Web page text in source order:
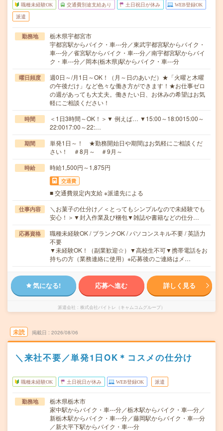
職種未経験OK 交通費別途支給あり 土日祝日が休み WEB登録OK
派遣
勤務地
栃木県宇都宮市
宇都宮駅からバイク・車---分／東武宇都宮駅からバイク・
車---分／雀宮駅からバイク・車---分／南宇都宮駅からバイ
ク・車---分／岡本(栃木県)駅からバイク・車---分
曜日頻度
週0日～/月1日～OK！（月～日のあいだ）★「火曜と木曜
の午後だけ」など色々な働き方ができます！★お仕事ゼロ
の週があっても大丈夫。働きたい日、お休みの希望はお気
軽にご相談ください！
時間
＜1日3時間～OK！＞▼ 例えば… ▼15:00～18:0015:00～
22:0017:00～22:…
期間
単発1日～！ ★勤務開始日や期間はお気軽にご相談くだ
さい！ ＃8月～ ＃9月～
時給 時給1,500円～1,875円
交通費
■ 交通費規定内支給 ※派遣先による
仕事内容
＼お菓子の仕分け／＜とってもシンプルなので未経験でも
安心！＞▼封入作業及び梱包▼雑誌や書籍などの仕分…
応募資格
職種未経験OK / ブランクOK / パソコンスキル不要 / 英語力
不要
▼未経験OK！（副業歓迎☆）▼高校生不可▼携帯電話をお
持ちの方（業務連絡に使用）※応募後のご連絡はメ…
気になる! 応募へ進む 詳しく見る
派遣会社 株式会社バイトレ（キャムコムグループ）
未読 掲載日 2026/08/06
＼来社不要／単発1日OK＊コスメの仕分け
職種未経験OK 土日祝日が休み WEB登録OK 派遣
勤務地
栃木県栃木市
家中駅からバイク・車---分／栃木駅からバイク・車---分／
新栃木駅からバイク・車---分／藤岡駅からバイク・車---分
／新大平下駅からバイク・車---分